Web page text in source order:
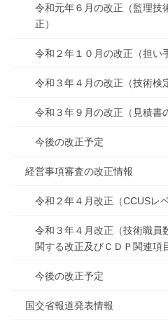
令和元年６月の改正（監理技
正）
令和２年１０月の改正（担い
令和３年４月の改正（技術検
令和３年９月の改正（見積書
今後の改正予定
経営事項審査の改正情報
令和２年４月改正（CCUSレ
令和３年４月改正（技術職員
関する改正及びＣＤＰ関連項
今後の改正予定
国交省報道発表情報